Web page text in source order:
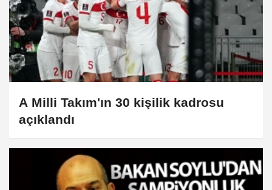
A Milli Takım'ın 30 kişilik kadrosu
açıklandı